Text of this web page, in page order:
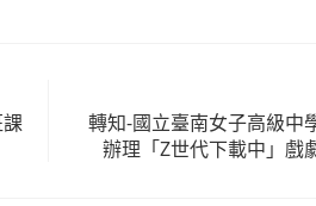
轉知-國立臺南女子高級中
辦理「Z世代下載中」戲